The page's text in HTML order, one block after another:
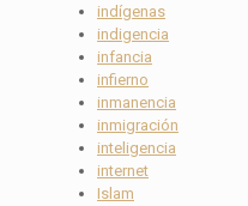
indígenas
indigencia
infancia
infierno
inmanencia
inmigración
inteligencia
internet
Islam